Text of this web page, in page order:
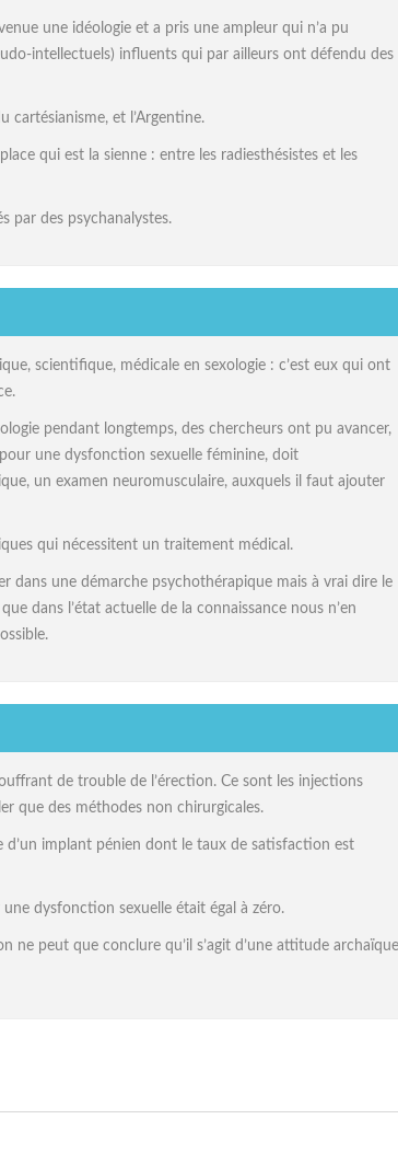
une idéologie et a pris une ampleur qui n’a pu
intellectuels) influents qui par ailleurs ont défendu des
cartésianisme, et l’Argentine.
qui est la sienne : entre les radiesthésistes et les
par des psychanalystes.
scientifique, médicale en sexologie : c’est eux qui ont
pendant longtemps, des chercheurs ont pu avancer,
une dysfonction sexuelle féminine, doit
un examen neuromusculaire, auxquels il faut ajouter
qui nécessitent un traitement médical.
dans une démarche psychothérapique mais à vrai dire le
dans l’état actuelle de la connaissance nous n’en
de trouble de l’érection. Ce sont les injections
que des méthodes non chirurgicales.
d’un implant pénien dont le taux de satisfaction est
dysfonction sexuelle était égal à zéro.
ne peut que conclure qu’il s’agit d’une attitude archaïque